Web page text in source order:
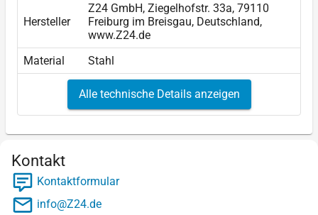
Hersteller
Z24 GmbH, Ziegelhofstr. 33a, 79110
Freiburg im Breisgau, Deutschland,
www.Z24.de
Material
Stahl
Alle technische Details anzeigen
Kontakt
Kontaktformular
info@Z24.de